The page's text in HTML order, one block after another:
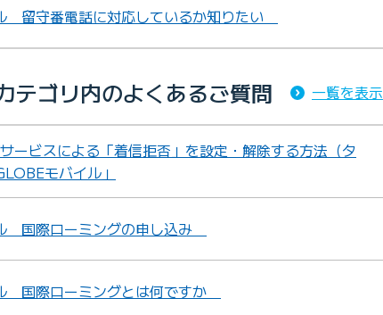
留守番電話に対応しているか知りたい
テゴリ内のよくあるご質問 一覧を表示
ービスによる「着信拒否」を設定・解除する方法（タ
モバイル」
国際ローミングの申し込み
国際ローミングとは何ですか